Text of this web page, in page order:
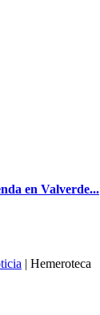
en Valverde...
| Hemeroteca